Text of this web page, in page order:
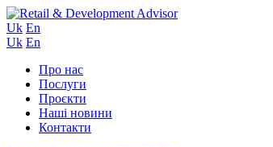
Uk En
Uk En
Про нас
Послуги
Проєкти
Наші новини
Контакти